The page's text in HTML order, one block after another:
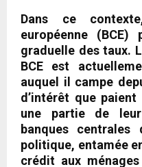
Dans ce
européenne
graduelle des taux.
BCE est
auquel il campe
d’intérêt que
une partie de
banques
politique, entamée
crédit aux